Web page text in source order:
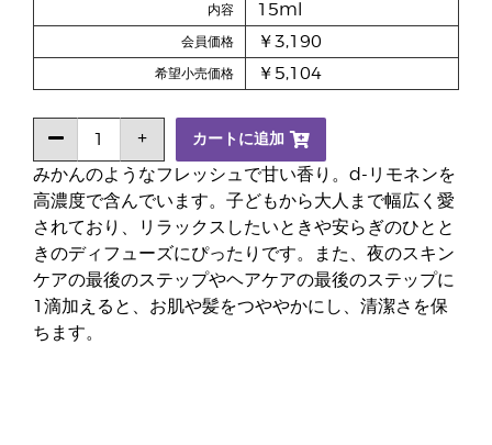
みかんのようなフレッシュで甘い香り。d-リモネンを
高濃度で含んでいます。子どもから大人まで幅広く愛
されており、リラックスしたいときや安らぎのひとと
きのディフューズにぴったりです。また、夜のスキン
ケアの最後のステップやヘアケアの最後のステップに
1滴加えると、お肌や髪をつややかにし、清潔さを保
ちます。
内容 15ml
会員価格 ￥3,190
希望小売価格 ￥5,104
カートに追加